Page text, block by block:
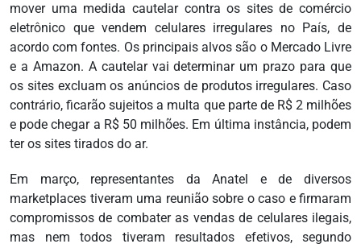
mover uma medida cautelar contra os sites de comércio
eletrônico que vendem celulares irregulares no País, de
acordo com fontes. Os principais alvos são o Mercado Livre
e a Amazon. A cautelar vai determinar um prazo para que
os sites excluam os anúncios de produtos irregulares. Caso
contrário, ficarão sujeitos a multa que parte de R$ 2 milhões
e pode chegar a R$ 50 milhões. Em última instância, podem
ter os sites tirados do ar.
Em março, representantes da Anatel e de diversos
marketplaces tiveram uma reunião sobre o caso e firmaram
compromissos de combater as vendas de celulares ilegais,
mas nem todos tiveram resultados efetivos, segundo